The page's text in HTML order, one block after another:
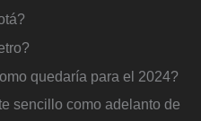
quedaría para el 2024?
sencillo como adelanto de